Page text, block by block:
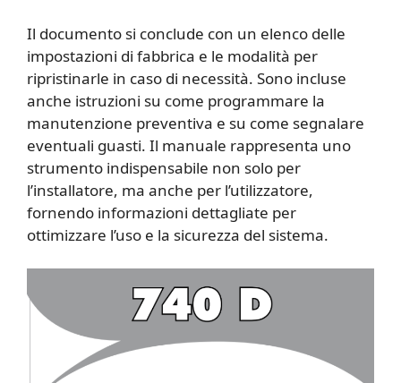
Il documento si conclude con un elenco delle
impostazioni di fabbrica e le modalità per
ripristinarle in caso di necessità. Sono incluse
anche istruzioni su come programmare la
manutenzione preventiva e su come segnalare
eventuali guasti. Il manuale rappresenta uno
strumento indispensabile non solo per
l’installatore, ma anche per l’utilizzatore,
fornendo informazioni dettagliate per
ottimizzare l’uso e la sicurezza del sistema.